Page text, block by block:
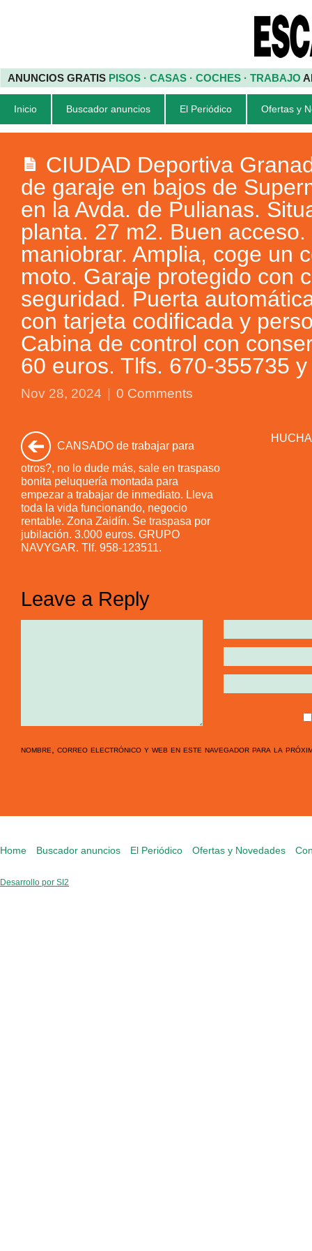
ANUNCIOS GRATIS PISOS · CASAS · COCHES · TRABAJO
Inicio Buscador anuncios El Periódico Ofertas y
CIUDAD Deportiva
de garaje en bajos de
en la Avda. de Pulianas.
planta. 27 m2. Buen
maniobrar. Amplia, coge un
moto. Garaje protegido con
seguridad. Puerta
con tarjeta codificada y
Cabina de control con
60 euros. Tlfs. 670-355735
Nov 28, 2024 0 Comments
CANSADO de trabajar para
otros?, no lo dude más, sale en traspaso
bonita peluquería montada para
empezar a trabajar de inmediato. Lleva
toda la vida funcionando, negocio
rentable. Zona Zaidín. Se traspasa por
jubilación. 3.000 euros. GRUPO
NAVYGAR. Tlf. 958-123511.
Leave a Reply
nombre, correo electrónico y web en este navegador para la
Home Buscador anuncios El Periódico Ofertas y Novedades
Desarrollo por SI2